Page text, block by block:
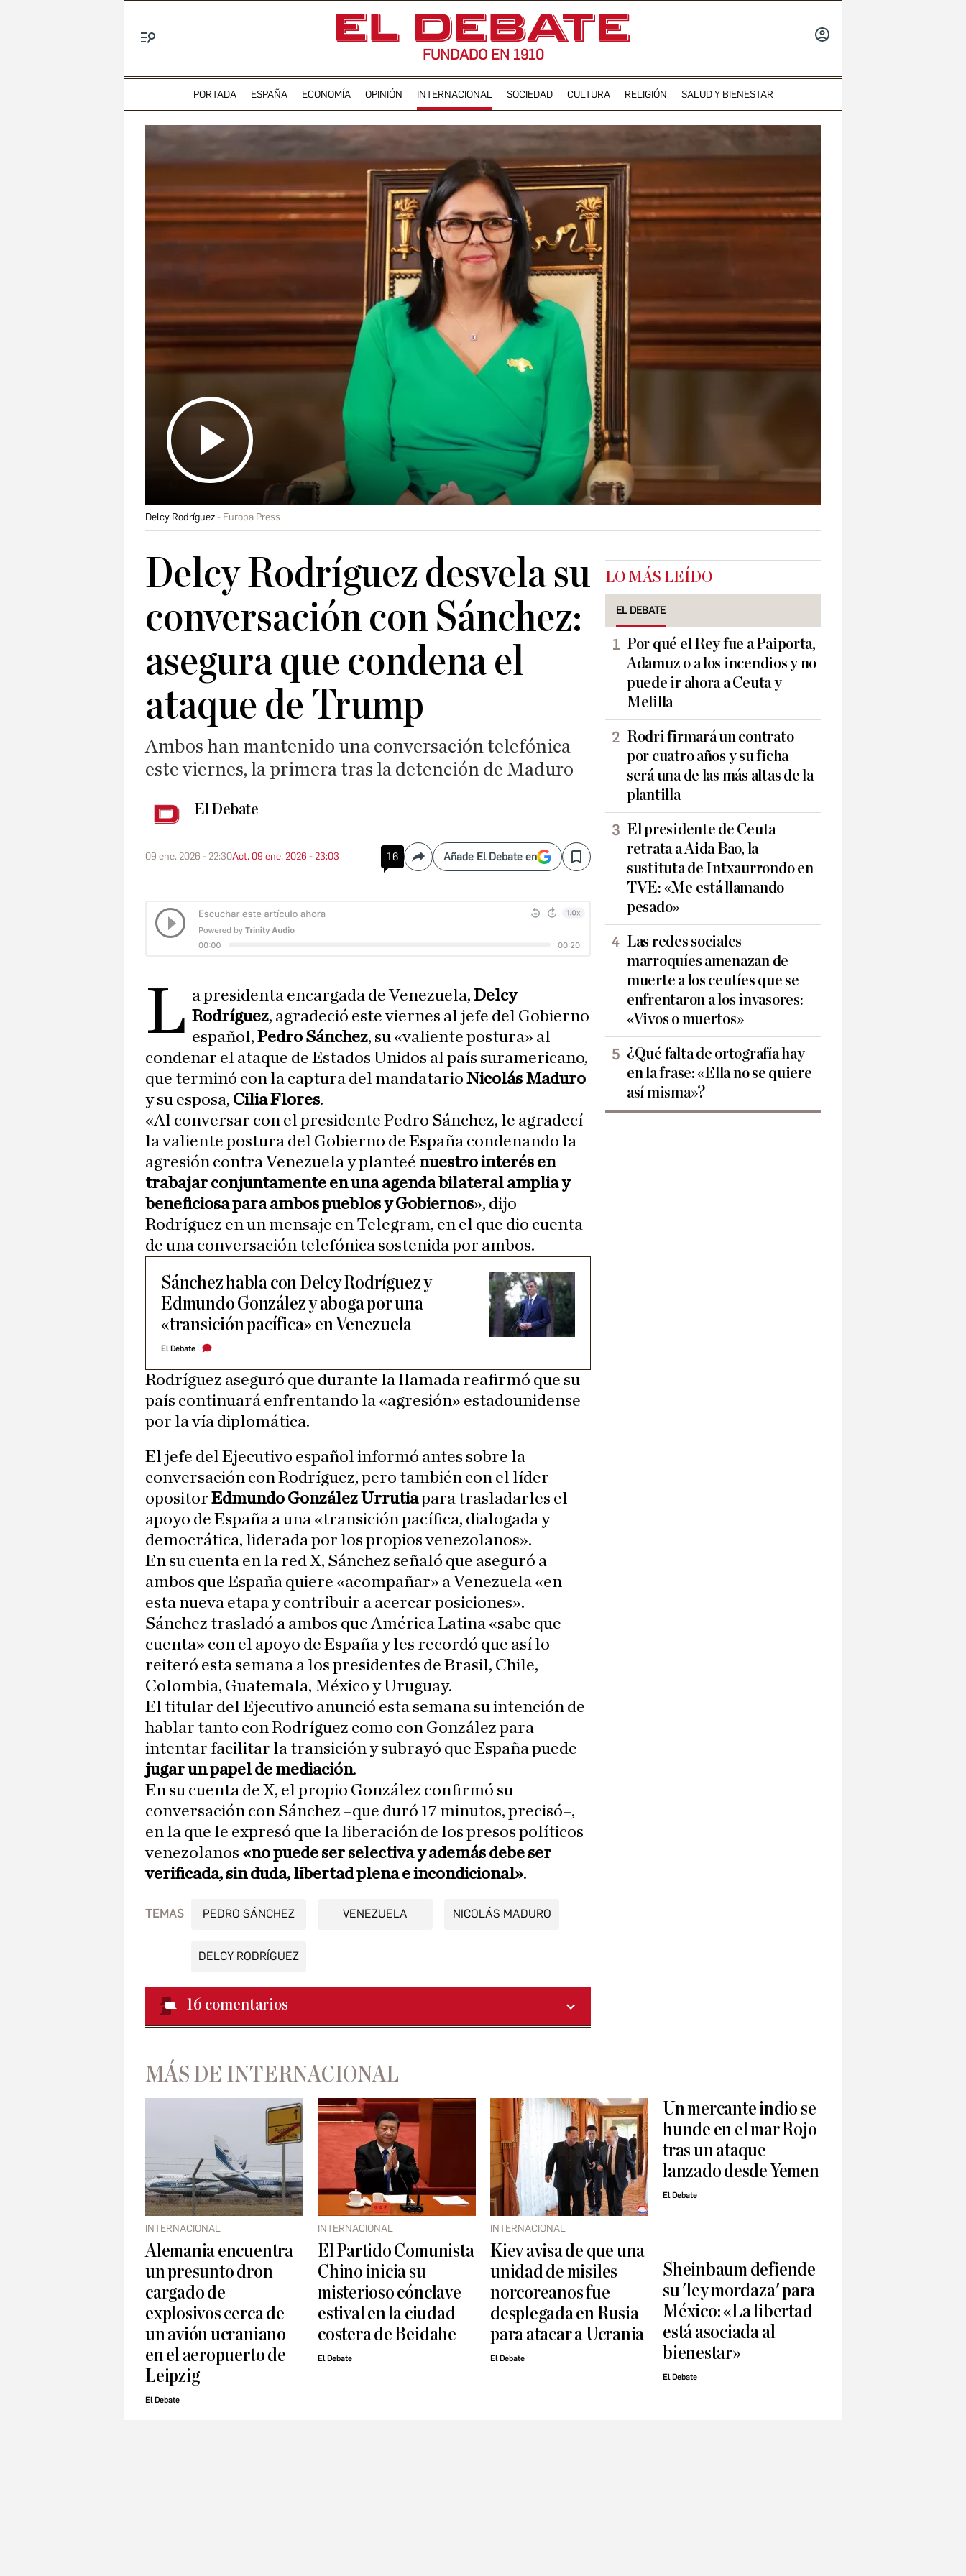
FUNDADO EN 1910
PORTADA ESPAÑA ECONOMÍA OPINIÓN INTERNACIONAL SOCIEDAD CULTURA RELIGIÓN SALUD Y BIENESTAR
Delcy Rodríguez Europa Press
Delcy Rodríguez desvela su
conversación con Sánchez:
asegura que condena el
ataque de Trump
Ambos han mantenido una conversación telefónica
este viernes, la primera tras la detención de Maduro
El Debate
09 ene. 2026 - 22:30Act. 09 ene. 2026 - 23:03 16 CompartirAñade El Debate en Save
L a presidenta encargada de Venezuela,Delcy
Rodríguez, agradeció este viernes al jefe del Gobierno
español,Pedro Sánchez, su «valiente postura» al
condenar el ataque de Estados Unidos al país suramericano,
que terminó con la captura del mandatario Nicolás Maduro
y su esposa, Cilia Flores.
«Al conversar con el presidente Pedro Sánchez, le agradecí
la valiente postura del Gobierno de España condenando la
agresión contra Venezuela y planteé nuestro interés en
trabajar conjuntamente en una agenda bilateral amplia y
beneficiosa para ambos pueblos y Gobiernos», dijo
Rodríguez en un mensaje en Telegram, en el que dio cuenta
de una conversación telefónica sostenida por ambos.
Sánchez habla con Delcy Rodríguez y
Edmundo González y aboga por una
«transición pacífica» en Venezuela
El Debate
Rodríguez aseguró que durante la llamada reafirmó que su
país continuará enfrentando la «agresión» estadounidense
por la vía diplomática.
El jefe del Ejecutivo español informó antes sobre la
conversación con Rodríguez, pero también con el líder
opositor Edmundo González Urrutiapara trasladarles el
apoyo de España a una «transición pacífica, dialogada y
democrática, liderada por los propios venezolanos».
En su cuenta en la red X, Sánchez señaló que aseguró a
ambos que España quiere «acompañar» a Venezuela «en
esta nueva etapa y contribuir a acercar posiciones».
Sánchez trasladó a ambos que América Latina «sabe que
cuenta» con el apoyo de España y les recordó que así lo
reiteró esta semana a los presidentes de Brasil, Chile,
Colombia, Guatemala, México y Uruguay.
El titular del Ejecutivo anunció esta semana su intención de
hablar tanto con Rodríguez como con González para
intentar facilitar la transición y subrayó que España puede
jugar un papel de mediación.
En su cuenta de X, el propio González confirmó su
conversación con Sánchez –que duró 17 minutos, precisó–,
en la que le expresó que la liberación de los presos políticos
venezolanos «no puede ser selectiva y además debe ser
verificada, sin duda, libertad plena e incondicional».
TEMAS PEDRO SÁNCHEZ VENEZUELA NICOLÁS MADURO
DELCY RODRÍGUEZ
16 comentarios
LO MÁS LEÍDO
EL DEBATE
Por qué el Rey fue a Paiporta,
Adamuz o a los incendios y no
puede ir ahora a Ceuta y
Melilla
Rodri firmará un contrato
por cuatro años y su ficha
será una de las más altas de la
plantilla
El presidente de Ceuta
retrata a Aida Bao, la
sustituta de Intxaurrondo en
TVE: «Me está llamando
pesado»
Las redes sociales
marroquíes amenazan de
muerte a los ceutíes que se
enfrentaron a los invasores:
«Vivos o muertos»
¿Qué falta de ortografía hay
en la frase: «Ella no se quiere
así misma»?
MÁS DE INTERNACIONAL
INTERNACIONAL
Alemania encuentra
un presunto dron
cargado de
explosivos cerca de
un avión ucraniano
en el aeropuerto de
Leipzig
El Debate
INTERNACIONAL
El Partido Comunista
Chino inicia su
misterioso cónclave
estival en la ciudad
costera de Beidahe
El Debate
INTERNACIONAL
Kiev avisa de que una
unidad de misiles
norcoreanos fue
desplegada en Rusia
para atacar a Ucrania
El Debate
Un mercante indio se
hunde en el mar Rojo
tras un ataque
lanzado desde Yemen
El Debate
Sheinbaum defiende
su 'ley mordaza' para
México: «La libertad
está asociada al
bienestar»
El Debate